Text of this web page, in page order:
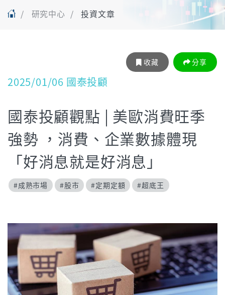
研究中心 投資文章
收藏 分享
2025/01/06 國泰投顧
國泰投顧觀點 | 美歐消費旺季
強勢 ，消費、企業數據體現
「好消息就是好消息」
#成熟市場 #股市 #定期定額 #超底王